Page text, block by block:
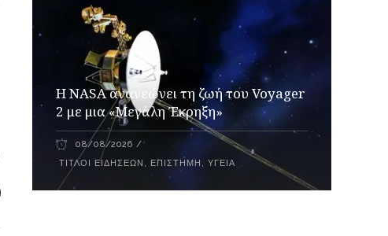
H NASA ανανεώνει τη ζωή του Voyager
2 με μια «Μεγάλη Έκρηξη»
08/08/2026
ΤΊΤΛΟΙ ΕΙΔΉΣΕΩΝ , ΕΠΙΣΤΉΜΗ ,ΥΓΕΊΑ